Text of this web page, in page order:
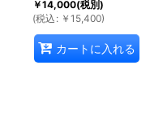
￥14,000(税別)
(税込 : ￥ 15,400)
カートに入れる